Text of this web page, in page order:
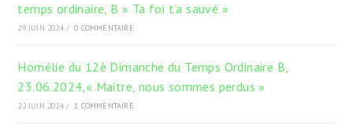
temps ordinaire, B » Ta foi t’a sauvé »
29 JUIN 2024 / 0 COMMENTAIRE
Homélie du 12è Dimanche du Temps Ordinaire B,
23.06.2024,« Maitre, nous sommes perdus »
22 JUIN 2024 / 1 COMMENTAIRE